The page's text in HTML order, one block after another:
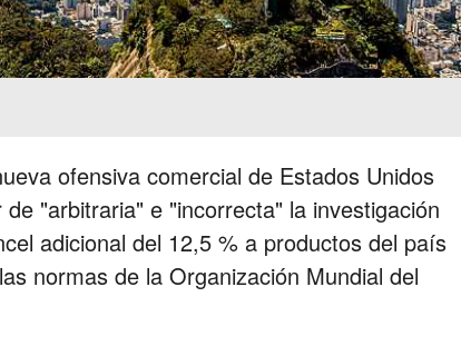
ofensiva comercial de Estados Unidos
"arbitraria" e "incorrecta" la investigación
adicional del 12,5 % a productos del país
normas de la Organización Mundial del